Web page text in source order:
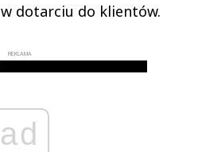
dotarciu do klientów.
REKLAMA
ad